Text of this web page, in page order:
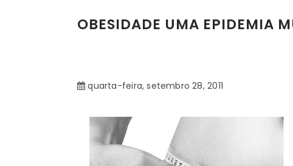
OBESIDADE UMA EPIDEMIA
quarta-feira, setembro 28, 2011